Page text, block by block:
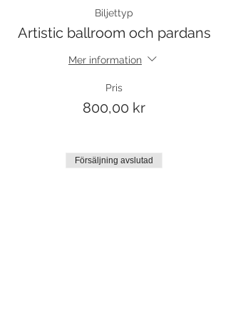
Biljettyp
Artistic ballroom och pardans
Mer information
Pris
800,00 kr
Försäljning avslutad